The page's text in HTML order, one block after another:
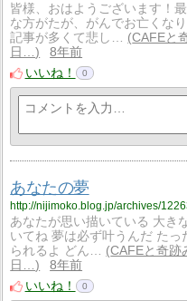
皆様、おはようございます！
な方がたが、がんでお亡くな
記事が多くて悲し…
CAFEと
日…
8年前
いいね！
0
あなたの夢
http://nijimoko.blog.jp/archives/
あなたが思い描いている 大き
いてね 夢は必ず叶うんだ たっ
られるよ どん…
CAFEと奇跡
日…
8年前
いいね！
0